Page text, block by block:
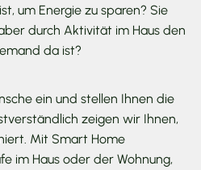
um Energie zu sparen? Sie
durch Aktivität im Haus den
da ist?
ein und stellen Ihnen die
zeigen wir Ihnen,
Mit Smart Home
im Haus oder der Wohnung,